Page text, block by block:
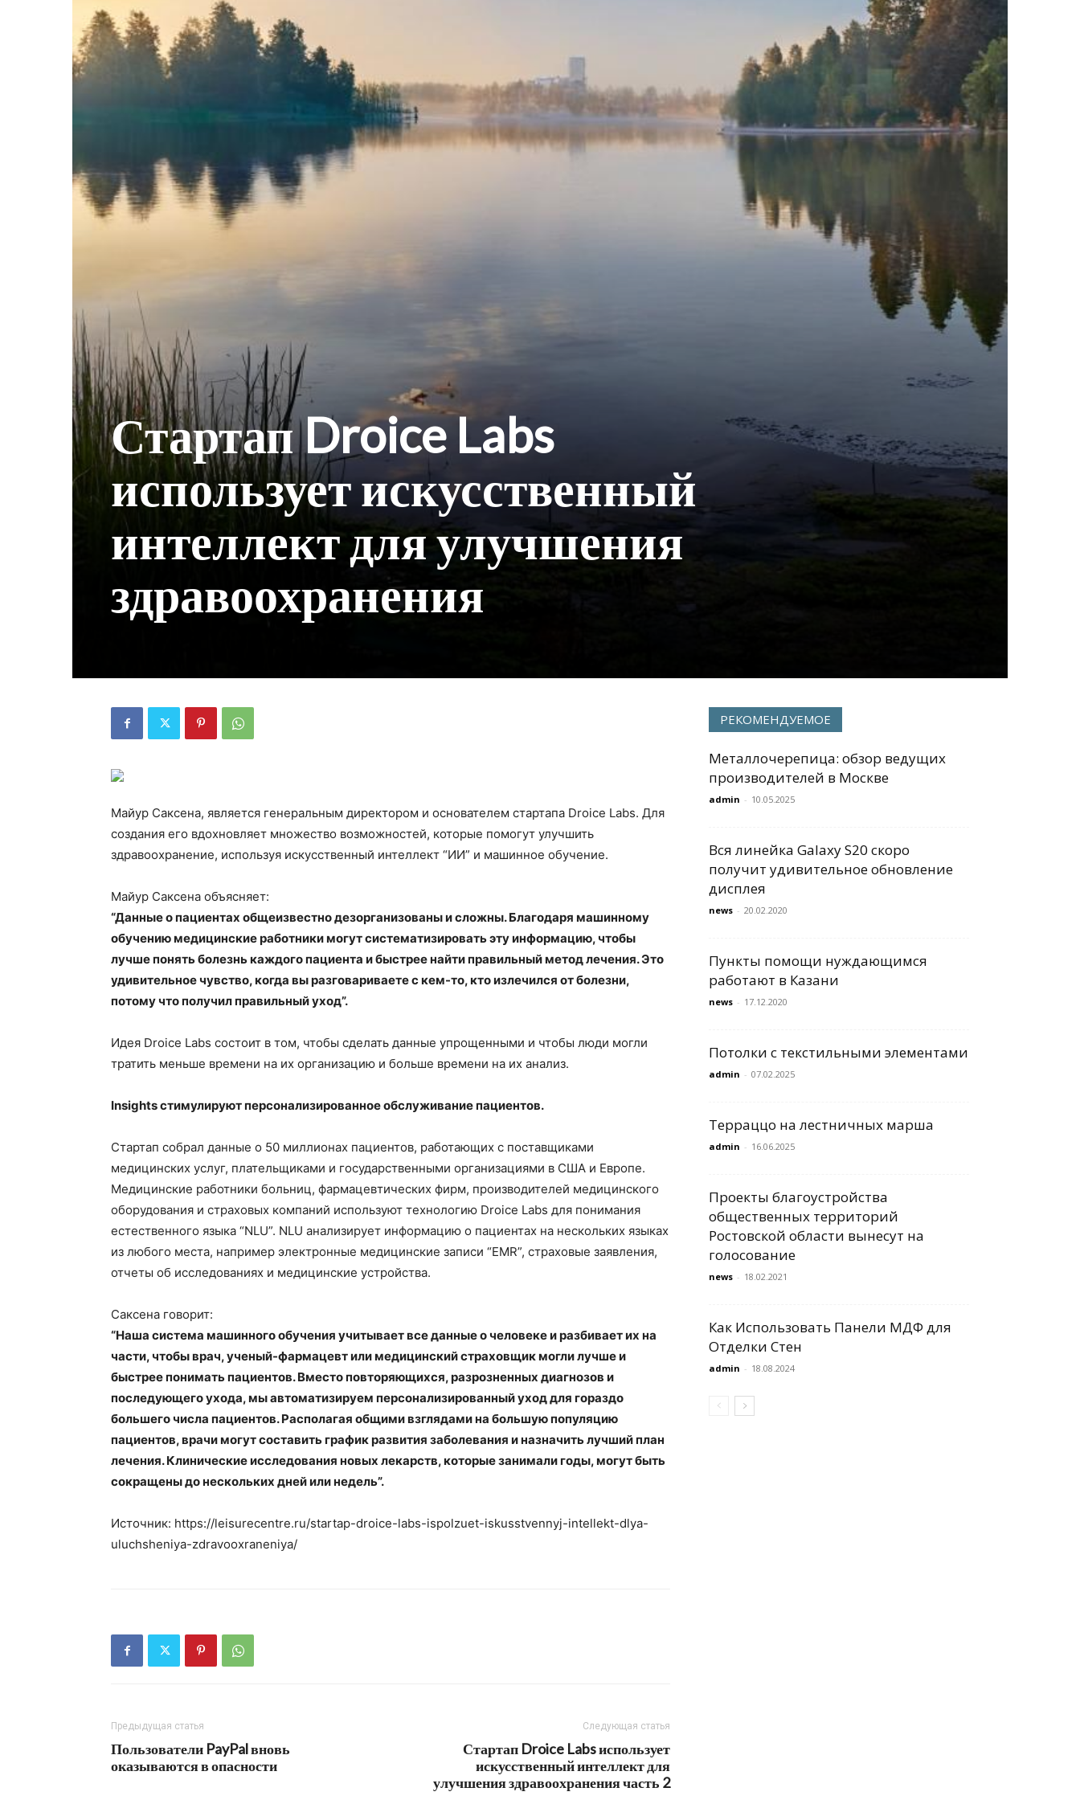
Стартап Droice Labs
использует искусственный
интеллект для улучшения
здравоохранения
Майур Саксена, является генеральным директором и основателем стартапа Droice Labs. Для
создания его вдохновляет множество возможностей, которые помогут улучшить
здравоохранение, используя искусственный интеллект “ИИ” и машинное обучение.
Майур Саксена объясняет:
“Данные о пациентах общеизвестно дезорганизованы и сложны. Благодаря машинному
обучению медицинские работники могут систематизировать эту информацию, чтобы
лучше понять болезнь каждого пациента и быстрее найти правильный метод лечения. Это
удивительное чувство, когда вы разговариваете с кем-то, кто излечился от болезни,
потому что получил правильный уход”.
Идея Droice Labs состоит в том, чтобы сделать данные упрощенными и чтобы люди могли
тратить меньше времени на их организацию и больше времени на их анализ.
Insights стимулируют персонализированное обслуживание пациентов.
Стартап собрал данные о 50 миллионах пациентов, работающих с поставщиками
медицинских услуг, плательщиками и государственными организациями в США и Европе.
Медицинские работники больниц, фармацевтических фирм, производителей медицинского
оборудования и страховых компаний используют технологию Droice Labs для понимания
естественного языка “NLU”. NLU анализирует информацию о пациентах на нескольких языках
из любого места, например электронные медицинские записи “EMR”, страховые заявления,
отчеты об исследованиях и медицинские устройства.
Саксена говорит:
“Наша система машинного обучения учитывает все данные о человеке и разбивает их на
части, чтобы врач, ученый-фармацевт или медицинский страховщик могли лучше и
быстрее понимать пациентов. Вместо повторяющихся, разрозненных диагнозов и
последующего ухода, мы автоматизируем персонализированный уход для гораздо
большего числа пациентов. Располагая общими взглядами на большую популяцию
пациентов, врачи могут составить график развития заболевания и назначить лучший план
лечения. Клинические исследования новых лекарств, которые занимали годы, могут быть
сокращены до нескольких дней или недель”.
Источник: https://leisurecentre.ru/startap-droice-labs-ispolzuet-iskusstvennyj-intellekt-dlya-
uluchsheniya-zdravooxraneniya/
Предыдущая статья
Пользователи PayPal вновь
оказываются в опасности
Следующая статья
Стартап Droice Labs использует
искусственный интеллект для
улучшения здравоохранения часть 2
РЕКОМЕНДУЕМОЕ
Металлочерепица: обзор ведущих
производителей в Москве
admin - 10.05.2025
Вся линейка Galaxy S20 скоро
получит удивительное обновление
дисплея
news - 20.02.2020
Пункты помощи нуждающимся
работают в Казани
news - 17.12.2020
Потолки с текстильными элементами
admin - 07.02.2025
Терраццо на лестничных марша
admin - 16.06.2025
Проекты благоустройства
общественных территорий
Ростовской области вынесут на
голосование
news - 18.02.2021
Как Использовать Панели МДФ для
Отделки Стен
admin - 18.08.2024